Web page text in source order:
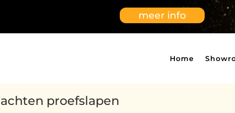
meer info
Home
proefslapen